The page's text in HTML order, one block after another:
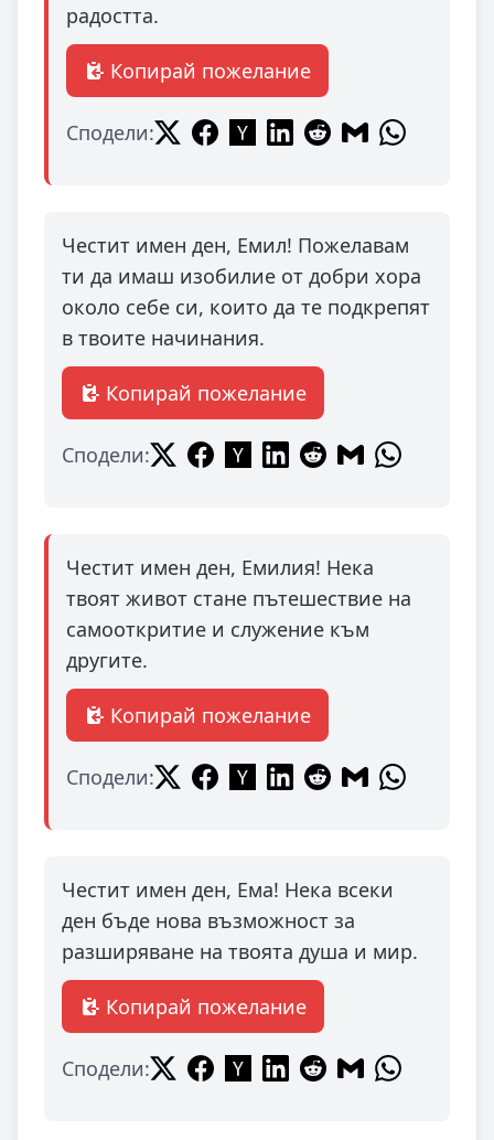
радостта.
Копирай пожелание
Сподели:
Честит имен ден, Емил! Пожелавам
ти да имаш изобилие от добри хора
около себе си, които да те подкрепят
в твоите начинания.
Копирай пожелание
Сподели:
Честит имен ден, Емилия! Нека
твоят живот стане пътешествие на
самооткритие и служение към
другите.
Копирай пожелание
Сподели:
Честит имен ден, Ема! Нека всеки
ден бъде нова възможност за
разширяване на твоята душа и мир.
Копирай пожелание
Сподели: